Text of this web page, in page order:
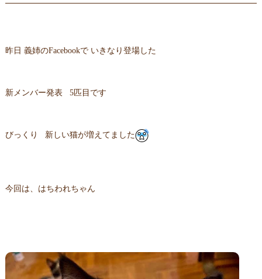
昨日 義姉のFacebookで いきなり登場した
新メンバー発表 5匹目です
びっくり 新しい猫が増えてました
今回は、はちわれちゃん